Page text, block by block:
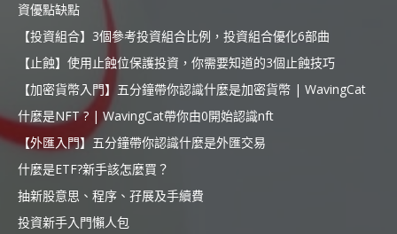
資優點缺點
【投資組合】3個參考投資組合比例，投資組合優化6部曲
【止蝕】使用止蝕位保護投資，你需要知道的3個止蝕技巧
【加密貨幣入門】五分鐘帶你認識什麼是加密貨幣 | WavingCat
什麼是NFT ? | WavingCat帶你由0開始認識nft
【外匯入門】五分鐘帶你認識什麼是外匯交易
什麼是ETF?新手該怎麼買？
抽新股意思、程序、孖展及手續費
投資新手入門懶人包